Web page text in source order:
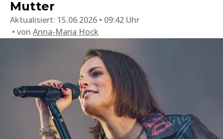
Mutter
Aktualisiert: 15.06.2026 • 09:42 Uhr
von Anna-Maria Hock